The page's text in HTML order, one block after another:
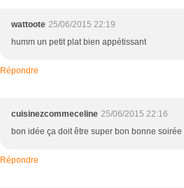
wattoote 25/06/2015 22:19
humm un petit plat bien appétissant
Répondre
cuisinezcommeceline 25/06/2015 22:16
bon idée ça doit être super bon bonne soirée
Répondre